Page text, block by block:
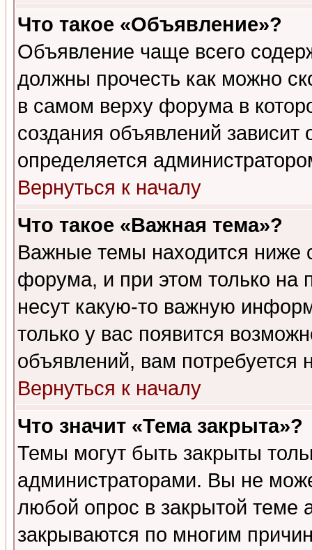
Что такое «Объявление»?
Объявление чаще всего
должны прочесть как можно
в самом верху форума в
создания объявлений зависит
определяется
Вернуться к началу
Что такое «Важная тема»?
Важные темы находится ниже
форума, и при этом только на
несут какую-то важную
только у вас появится
объявлений, вам потребуется
Вернуться к началу
Что значит «Тема закрыта»?
Темы могут быть закрыты
администраторами. Вы не
любой опрос в закрытой теме
закрываются по многим